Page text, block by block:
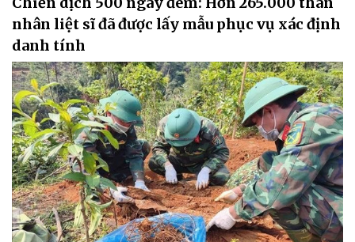
nhân liệt sĩ đã được lấy mẫu phục vụ xác định
danh tính